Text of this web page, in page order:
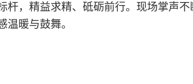
杆，精益求精、砥砺前行。现场掌声
温暖与鼓舞。